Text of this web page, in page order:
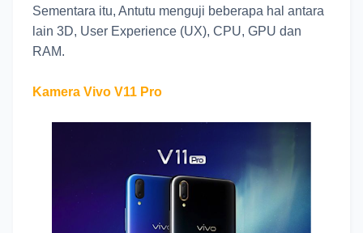
Sementara itu, Antutu menguji beberapa hal antara
lain 3D, User Experience (UX), CPU, GPU dan
RAM.
Kamera Vivo V11 Pro